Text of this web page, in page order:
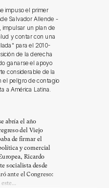
impuso el primer
Salvador Allende -
impulsar un plan de
y contar con una
para el 2010-
de la derecha
ganarse el apoyo
considerable de la
el peligro de contagio
a América Latina.
abría el año
del Viejo
de firmar el
y comercial
Ricardo
socialista desde
ante el Congreso: